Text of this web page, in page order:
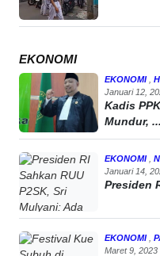
EKONOMI
EKONOMI
Januari 12,
Kadis
Mundur, ...
EKONOMI
Januari 14,
Presiden
EKONOMI
Maret 9, 2023